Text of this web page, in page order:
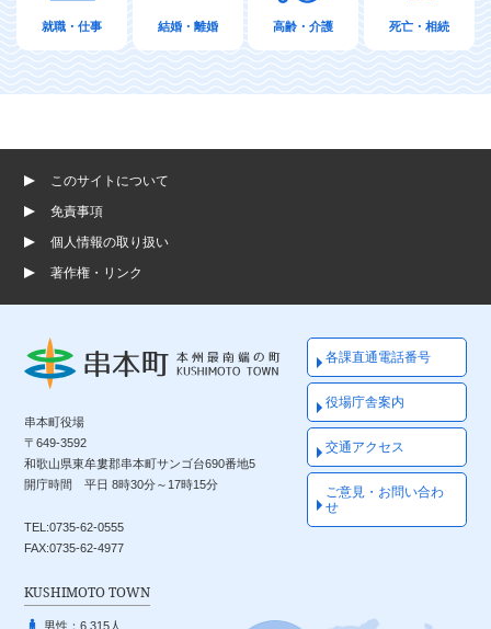
就職・仕事 結婚・離婚 高齢・介護 死亡・相続
このサイトについて
免責事項
個人情報の取り扱い
著作権・リンク
串本町役場
〒649-3592
和歌山県東牟婁郡串本町サンゴ台690番地5
開庁時間 平日 8時30分～17時15分
TEL:0735-62-0555
FAX:0735-62-4977
各課直通電話番号
役場庁舎案内
交通アクセス
ご意見・お問い合わ
せ
KUSHIMOTO TOWN
男性：6,315人